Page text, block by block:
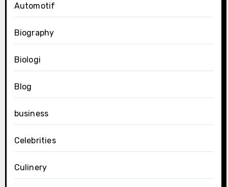
Automotif
Biography
Biologi
Blog
business
Celebrities
Culinery